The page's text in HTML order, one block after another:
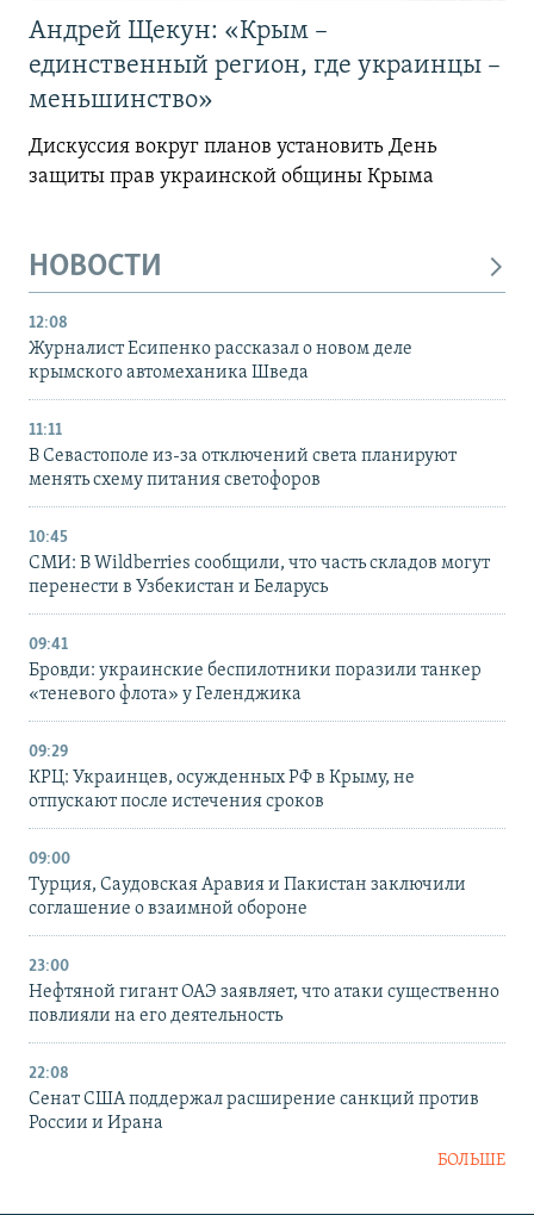
Андрей Щекун: «Крым –
единственный регион, где украинцы –
меньшинство»
Дискуссия вокруг планов установить День
защиты прав украинской общины Крыма
НОВОСТИ
12:08
Журналист Есипенко рассказал о новом деле
крымского автомеханика Шведа
11:11
В Севастополе из-за отключений света планируют
менять схему питания светофоров
10:45
СМИ: В Wildberries сообщили, что часть складов могут
перенести в Узбекистан и Беларусь
09:41
Бровди: украинские беспилотники поразили танкер
«теневого флота» у Геленджика
09:29
КРЦ: Украинцев, осужденных РФ в Крыму, не
отпускают после истечения сроков
09:00
Турция, Саудовская Аравия и Пакистан заключили
соглашение о взаимной обороне
23:00
Нефтяной гигант ОАЭ заявляет, что атаки существенно
повлияли на его деятельность
22:08
Сенат США поддержал расширение санкций против
России и Ирана
БОЛЬШЕ